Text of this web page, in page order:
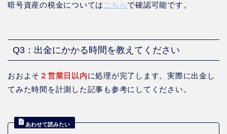
暗号資産の税金については こちらで確認可能です。
Q3：出金にかかる時間を教えてください
おおよそ ２営業日以内に処理が完了します。実際に出金し
てみた時間を計測した記事も参考にしてください。